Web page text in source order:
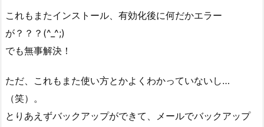
これもまたインストール、有効化後に何だかエラー
が？？？(^_^;)
でも無事解決！
ただ、これもまた使い方とかよくわかっていないし…
（笑）。
とりあえずバックアップができて、メールでバックアップ